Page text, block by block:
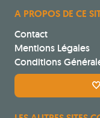
A PROPOS DE CE
Contact
Mentions Légales
Conditions